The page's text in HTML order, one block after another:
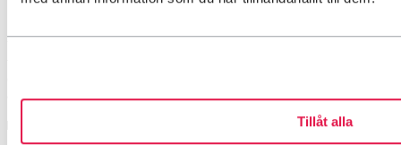
Tillåt alla
Om boendet